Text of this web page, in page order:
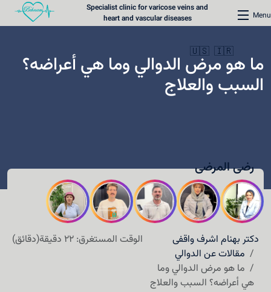
Menu
Specialist clinic for varicose veins and
heart and vascular diseases
🇮🇷
🇺🇸
عيادة القلب
المحتوى الطبي
طرق الاتصال
حجز موعد
ما هو مرض الدوالي وما هي أعراضه؟
السبب والعلاج
رضی المرضى
الوقت المستغرق: 22 دقيقة(دقائق)
دکتر بهنام اشرف واقفی
مقالات عن الدوالي
ما هو مرض الدوالي وما
هي أعراضه؟ السبب والعلاج